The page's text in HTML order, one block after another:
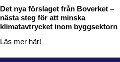
Det nya förslaget från Boverket –
nästa steg för att minska
klimatavtrycket inom byggsektorn
Läs mer här!